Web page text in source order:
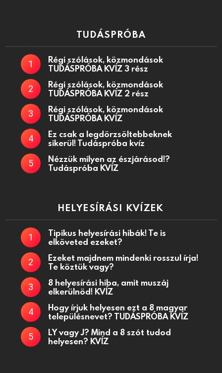
TUDÁSPRÓBA
Régi szólások, közmondások
TUDÁSPRÓBA KVÍZ 3 rész
Régi szólások, közmondások
TUDÁSPRÓBA KVÍZ 2 rész
Régi szólások, közmondások
TUDÁSPRÓBA KVÍZ
Ez csak a legdörzsöltebbeknek
sikerül! Tudáspróba kvíz
Nézzük milyen az észjárásod!?
Tudáspróba KVÍZ
HELYESÍRÁSI KVÍZEK
Tipikus helyesírási hibák! Te is
elköveted ezeket?
Ezeket majdnem mindenki rosszul írja!
Te köztük vagy?
8 helyesírási hiba, amit muszáj
elkerülnöd! KVÍZ
Hogy írjuk helyesen ezt a 8 magyar
településnevet? TUDÁSPRÓBA KVÍZ
LY vagy J? Mind a 8 szót tudod
helyesen? KVÍZ